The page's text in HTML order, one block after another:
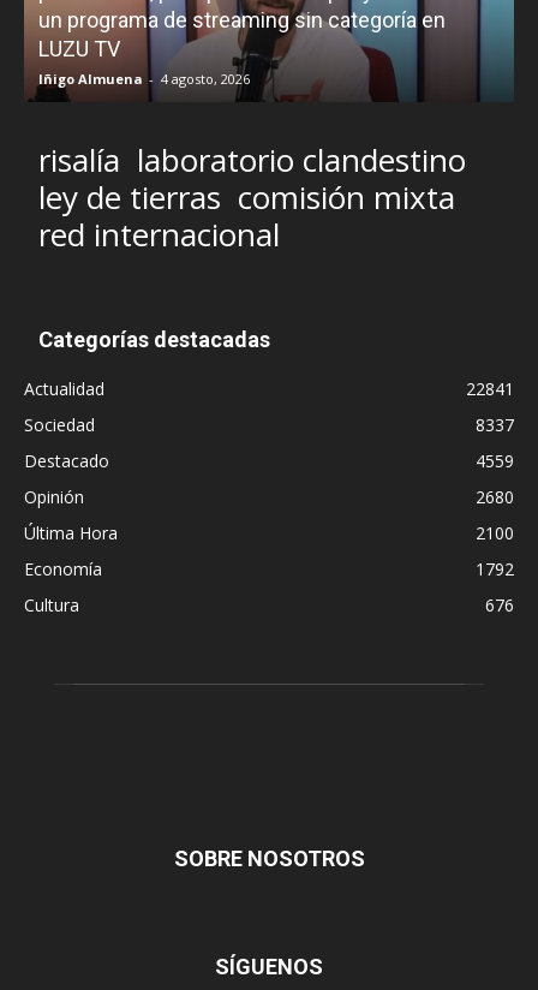
un programa de streaming sin categoría en
LUZU TV
Iñigo Almuena - 4 agosto, 2026
risalía laboratorio clandestino
ley de tierras comisión mixta
red internacional
Categorías destacadas
Actualidad
22841
Sociedad
8337
Destacado
4559
Opinión
2680
Última Hora
2100
Economía
1792
Cultura
676
SOBRE NOSOTROS
SÍGUENOS